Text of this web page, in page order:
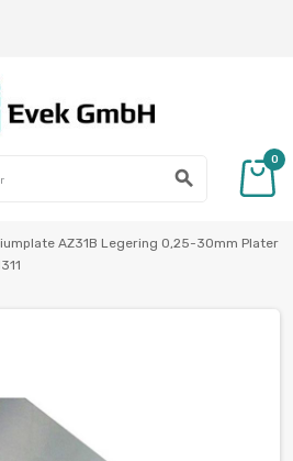
search
0
AZ31B Legering 0,25-30mm Plater